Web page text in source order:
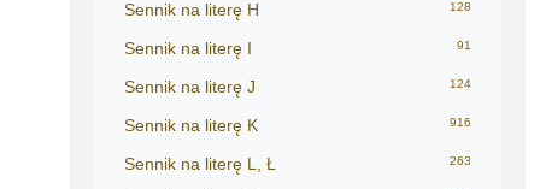
Sennik na literę H 128
Sennik na literę I 91
Sennik na literę J 124
Sennik na literę K 916
Sennik na literę L, Ł 263